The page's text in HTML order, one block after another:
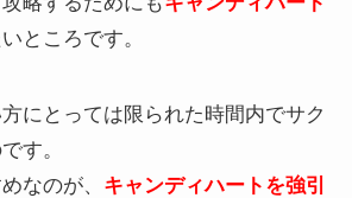
ところです。
にとっては限られた時間内でサク
す。
なのが、 キャンディハート を強引